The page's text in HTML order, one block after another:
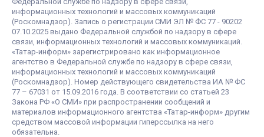
информационных технологий и массовых коммуникаций
(Роскомнадзор). Запись о регистрации СМИ ЭЛ № ФС 77 - 90202
07.10.2025 выдано Федеральной службой по надзору в сфере
связи, информационных технологий и массовых коммуникаций.
«Татар-информ» зарегистрировано как информационное
агентство в Федеральной службе по надзору в сфере связи,
информационных технологий и массовых коммуникаций
(Роскомнадзор). Номер действующего свидетельства ИА № ФС
77 – 67031 от 15.09.2016 года. В соответствии со статьей 23
Закона РФ «О СМИ» при распространении сообщений и
материалов информационного агентства «Татар-информ» другим
средством массовой информации гиперссылка на него
обязательна.